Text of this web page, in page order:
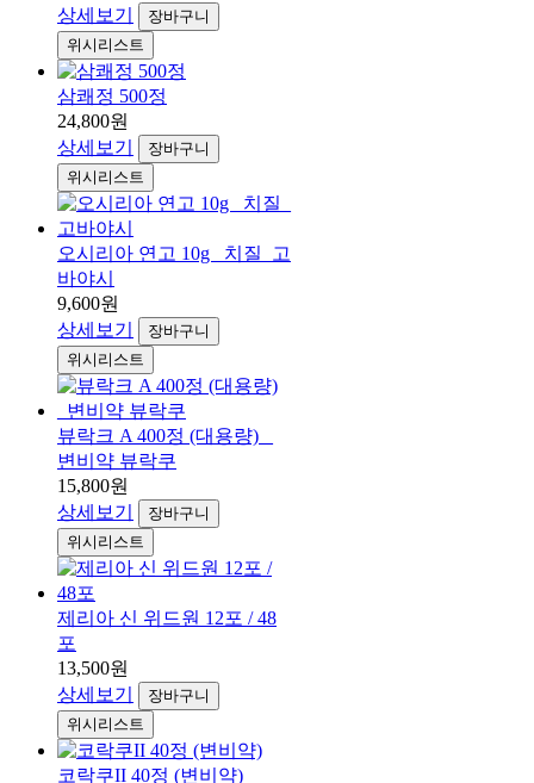
상세보기
장바구니
위시리스트
삼쾌정 500정
24,800원
상세보기
장바구니
위시리스트
오시리아 연고 10g _치질_고
바야시
9,600원
상세보기
장바구니
위시리스트
뷰락크 A 400정 (대용량) _
변비약 뷰락쿠
15,800원
상세보기
장바구니
위시리스트
제리아 신 위드원 12포 / 48
포
13,500원
상세보기
장바구니
위시리스트
코락쿠II 40정 (변비약)